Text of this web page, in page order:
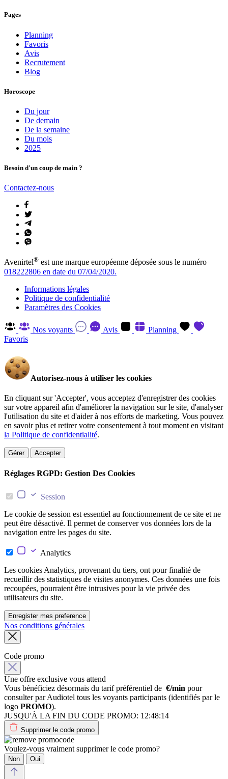
Pages
Planning
Favoris
Avis
Recrutement
Blog
Horoscope
Du jour
De demain
De la semaine
Du mois
2025
Besoin d'un coup de main ?
Contactez-nous
Avenirtel® est une marque européenne déposée sous le numéro
018222806 en date du 07/04/2020.
Informations légales
Politique de confidentialité
Paramètres des Cookies
Nos voyants Avis
Planning
Favoris
Autorisez-nous à utiliser les cookies
En cliquant sur 'Accepter', vous acceptez d'enregistrer des cookies
sur votre appareil afin d'améliorer la navigation sur le site, d'analyser
l'utilisation du site et d'aider à nos efforts de marketing. Vous pouvez
en savoir plus et retirer votre consentement à tout moment en visitant
la Politique de confidentialité.
Gérer Accepter
Réglages RGPD: Gestion Des Cookies
Session
Le cookie de session est essentiel au fonctionnement de ce site et ne
peut être désactivé. Il permet de conserver vos données lors de la
navigation entre les pages du site.
Analytics
Les cookies Analytics, provenant du tiers, ont pour finalité de
recueillir des statistiques de visites anonymes. Ces données une fois
recoupées, pourraient être intrusives pour la vie privée des
utilisateurs du site.
Enregister mes preference
Nos conditions générales
Code promo
Une offre exclusive vous attend
Vous bénéficiez désormais du tarif préférentiel de €/min pour
consulter par Audiotel tous les voyants participants (identifiés par le
logo PROMO).
JUSQU'À LA FIN DU CODE PROMO: 12:48:14
Supprimer le code promo
Voulez-vous vraiment supprimer le code promo?
Non Oui